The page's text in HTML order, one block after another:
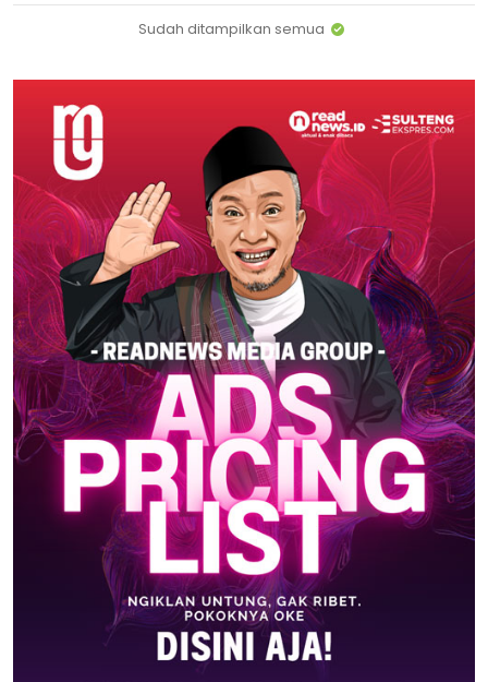
Sudah ditampilkan semua